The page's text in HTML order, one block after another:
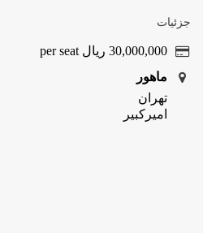
جزئیات
30,000,000ریال per seat
ماهور
تهران
امیرکبیر